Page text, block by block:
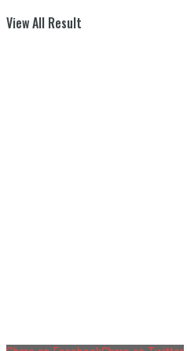
View All Result